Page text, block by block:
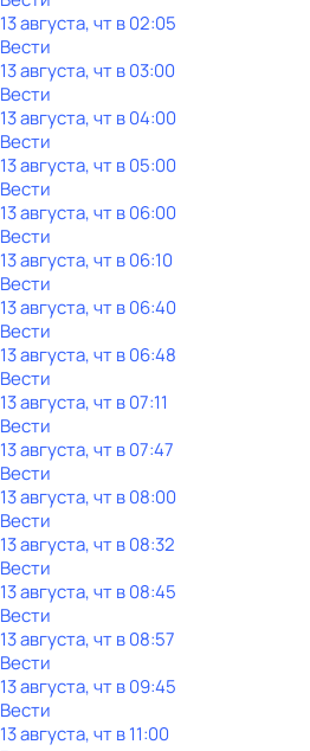
13 августа, чт в 02:05
Вести
13 августа, чт в 03:00
Вести
13 августа, чт в 04:00
Вести
13 августа, чт в 05:00
Вести
13 августа, чт в 06:00
Вести
13 августа, чт в 06:10
Вести
13 августа, чт в 06:40
Вести
13 августа, чт в 06:48
Вести
13 августа, чт в 07:11
Вести
13 августа, чт в 07:47
Вести
13 августа, чт в 08:00
Вести
13 августа, чт в 08:32
Вести
13 августа, чт в 08:45
Вести
13 августа, чт в 08:57
Вести
13 августа, чт в 09:45
Вести
13 августа, чт в 11:00